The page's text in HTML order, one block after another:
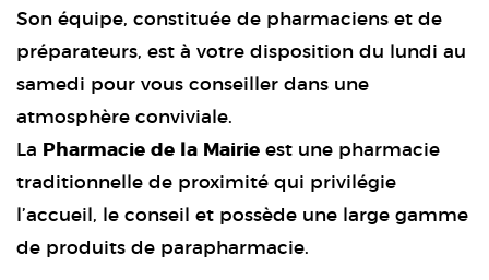
Son équipe, constituée de pharmaciens et de
préparateurs, est à votre disposition du lundi au
samedi pour vous conseiller dans une
atmosphère conviviale.
La
Pharmacie de la Mairie est une pharmacie
traditionnelle de proximité qui privilégie
l’accueil, le conseil et possède une large gamme
de produits de parapharmacie.